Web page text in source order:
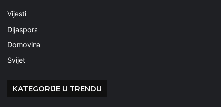
Vijesti
Dijaspora
Domovina
Svijet
KATEGORIJE U TRENDU